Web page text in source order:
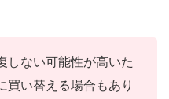
しない可能性が高いた
買い替える場合もあり